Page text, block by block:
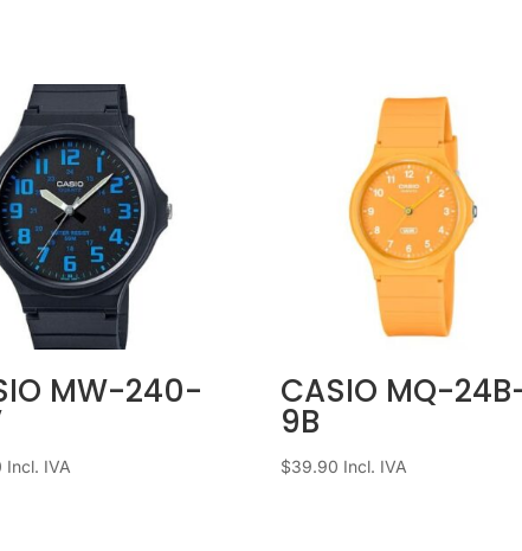
MW-240-
Incl. IVA
CASIO MQ-
9B
$39.90 Incl. IVA